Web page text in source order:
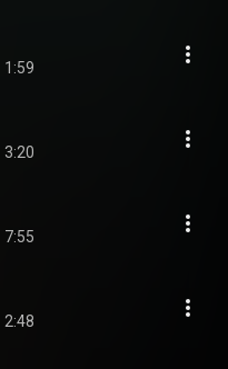
1:59
3:20
7:55
2:48